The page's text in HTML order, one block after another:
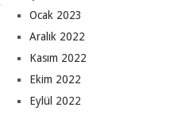
Ocak 2023
Aralık 2022
Kasım 2022
Ekim 2022
Eylül 2022